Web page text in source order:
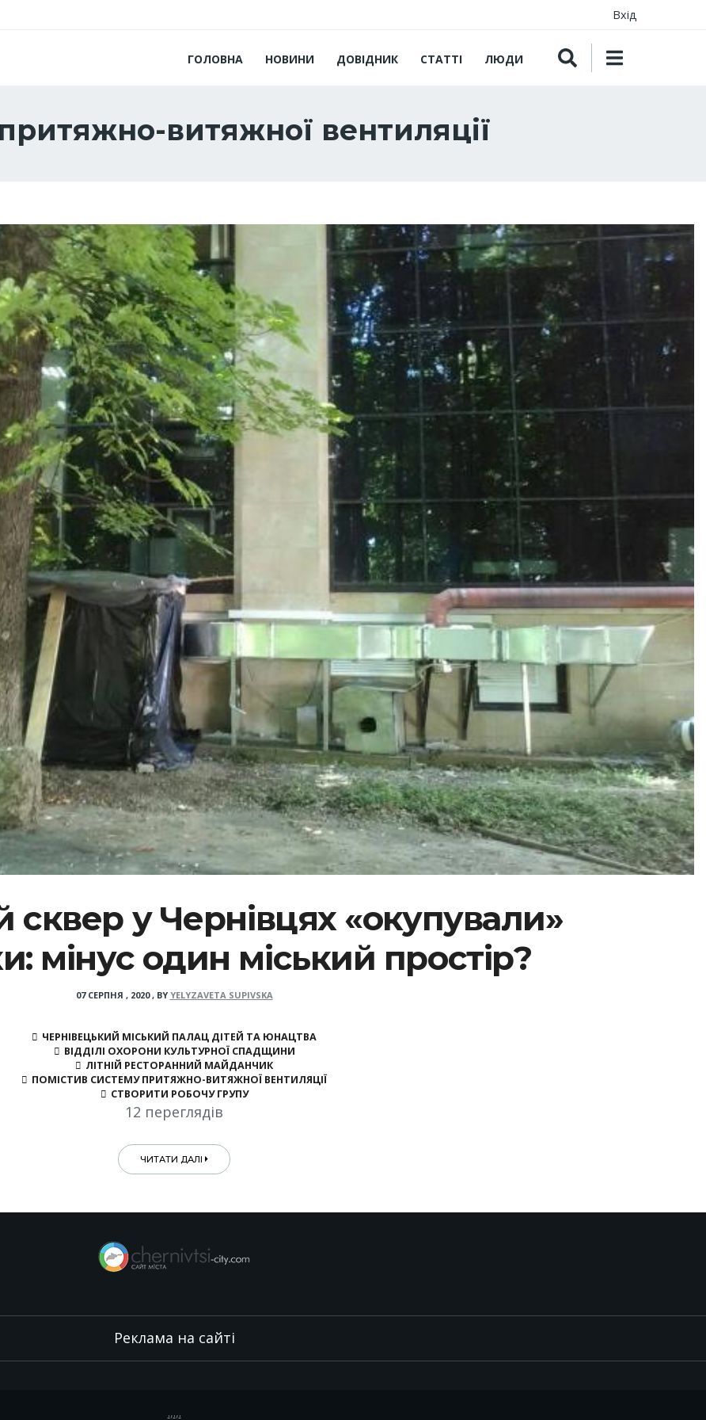
Вхід
ГОЛОВНА НОВИНИ ДОВІДНИК СТАТТІ ЛЮДИ
витяжної вентиляції
сквер у Чернівцях «окупували»
мінус один міський простір?
07 СЕРПНЯ , 2020, BY YELYZAVETA SUPIVSKA
ЧЕРНІВЕЦЬКИЙ МІСЬКИЙ ПАЛАЦ ДІТЕЙ ТА ЮНАЦТВА
ВІДДІЛІ ОХОРОНИ КУЛЬТУРНОЇ СПАДЩИНИ
ЛІТНІЙ РЕСТОРАННИЙ МАЙДАНЧИК
ПОМІСТИВ СИСТЕМУ ПРИТЯЖНО-ВИТЯЖНОЇ ВЕНТИЛЯЦІЇ
СТВОРИТИ РОБОЧУ ГРУПУ
12 переглядів
ЧИТАТИ ДАЛІ
Реклама на сайті
.,.,.